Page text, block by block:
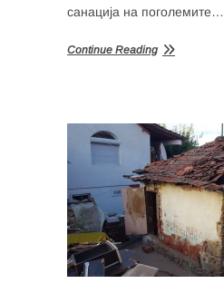
санација на поголемите…
Continue Reading